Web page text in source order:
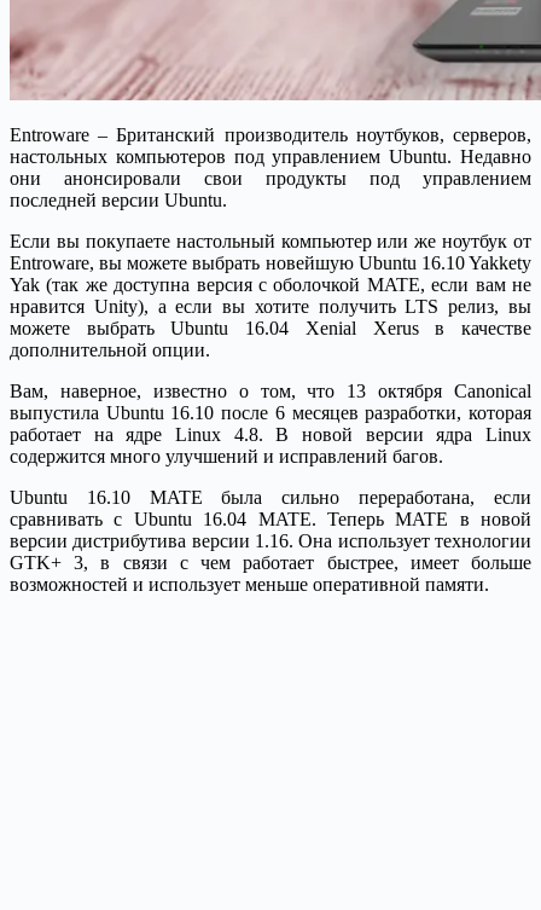
Entroware – Британский производитель ноутбуков, серверов,
настольных компьютеров под управлением Ubuntu. Недавно
они анонсировали свои продукты под управлением
последней версии Ubuntu.
Если вы покупаете настольный компьютер или же ноутбук от
Entroware, вы можете выбрать новейшую Ubuntu 16.10 Yakkety
Yak (так же доступна версия с оболочкой MATE, если вам не
нравится Unity), а если вы хотите получить LTS релиз, вы
можете выбрать Ubuntu 16.04 Xenial Xerus в качестве
дополнительной опции.
Вам, наверное, известно о том, что 13 октября Canonical
выпустила Ubuntu 16.10 после 6 месяцев разработки, которая
работает на ядре Linux 4.8. В новой версии ядра Linux
содержится много улучшений и исправлений багов.
Ubuntu 16.10 MATE была сильно переработана, если
сравнивать с Ubuntu 16.04 MATE. Теперь MATE в новой
версии дистрибутива версии 1.16. Она использует технологии
GTK+ 3, в связи с чем работает быстрее, имеет больше
возможностей и использует меньше оперативной памяти.